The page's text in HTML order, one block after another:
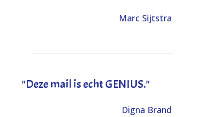
Marc Sijtstra
"Deze mail is echt GENIUS."
Digna Brand